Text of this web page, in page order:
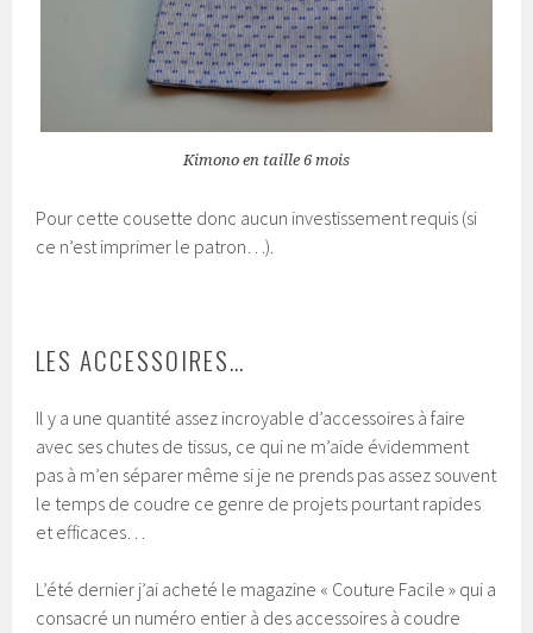
Kimono en taille 6 mois
Pour cette cousette donc aucun investissement requis (si
ce n’est imprimer le patron…).
LES ACCESSOIRES…
Il y a une quantité assez incroyable d’accessoires à faire
avec ses chutes de tissus, ce qui ne m’aide évidemment
pas à m’en séparer même si je ne prends pas assez souvent
le temps de coudre ce genre de projets pourtant rapides
et efficaces…
L’été dernier j’ai acheté le magazine « Couture Facile » qui a
consacré un numéro entier à des accessoires à coudre